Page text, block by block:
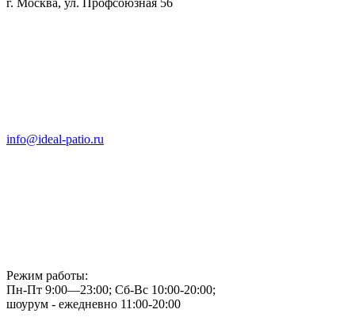
info@ideal-patio.ru
Режим работы:
Пн-Пт 9:00—23:00; Сб-Вс 10:00-20:00;
шоурум - ежедневно 11:00-20:00